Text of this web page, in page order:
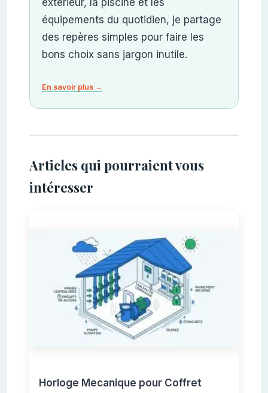
équipements du quotidien, je partage
des repères simples pour faire les
bons choix sans jargon inutile.
En savoir plus →
Articles qui pourraient vous
intéresser
Horloge Mecanique pour Coffret